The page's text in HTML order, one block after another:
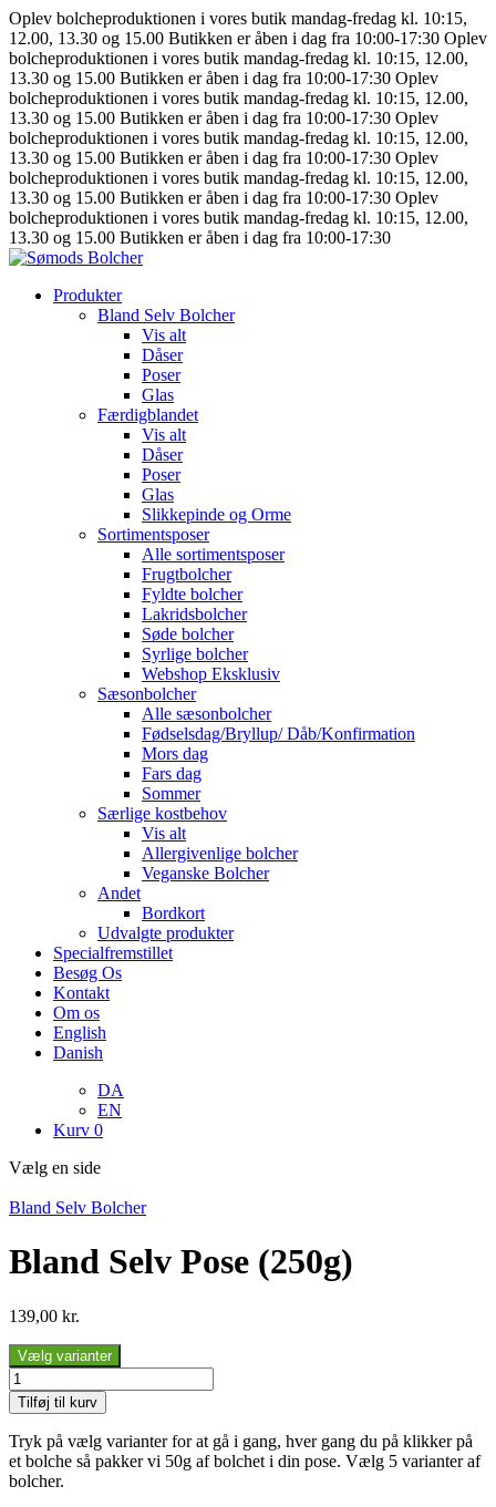
Oplev bolcheproduktionen i vores butik mandag-fredag kl. 10:15,
12.00, 13.30 og 15.00 Butikken er åben i dag fra 10:00-17:30 Oplev
bolcheproduktionen i vores butik mandag-fredag kl. 10:15, 12.00,
13.30 og 15.00 Butikken er åben i dag fra 10:00-17:30 Oplev
bolcheproduktionen i vores butik mandag-fredag kl. 10:15, 12.00,
13.30 og 15.00 Butikken er åben i dag fra 10:00-17:30 Oplev
bolcheproduktionen i vores butik mandag-fredag kl. 10:15, 12.00,
13.30 og 15.00 Butikken er åben i dag fra 10:00-17:30 Oplev
bolcheproduktionen i vores butik mandag-fredag kl. 10:15, 12.00,
13.30 og 15.00 Butikken er åben i dag fra 10:00-17:30 Oplev
bolcheproduktionen i vores butik mandag-fredag kl. 10:15, 12.00,
13.30 og 15.00 Butikken er åben i dag fra 10:00-17:30
Produkter
Bland Selv Bolcher
Vis alt
Dåser
Poser
Glas
Færdigblandet
Vis alt
Dåser
Poser
Glas
Slikkepinde og Orme
Sortimentsposer
Alle sortimentsposer
Frugtbolcher
Fyldte bolcher
Lakridsbolcher
Søde bolcher
Syrlige bolcher
Webshop Eksklusiv
Sæsonbolcher
Alle sæsonbolcher
Fødselsdag/Bryllup/ Dåb/Konfirmation
Mors dag
Fars dag
Sommer
Særlige kostbehov
Vis alt
Allergivenlige bolcher
Veganske Bolcher
Andet
Bordkort
Udvalgte produkter
Specialfremstillet
Besøg Os
Kontakt
Om os
English
Danish
DA
EN
Kurv 0
Vælg en side
Bland Selv Bolcher
Bland Selv Pose (250g)
139,00 kr.
Vælg varianter
Bland
Selv
Pose
(250g)
antal
Tilføj til kurv
Tryk på vælg varianter for at gå i gang, hver gang du på klikker på
et bolche så pakker vi 50g af bolchet i din pose. Vælg 5 varianter af
bolcher.